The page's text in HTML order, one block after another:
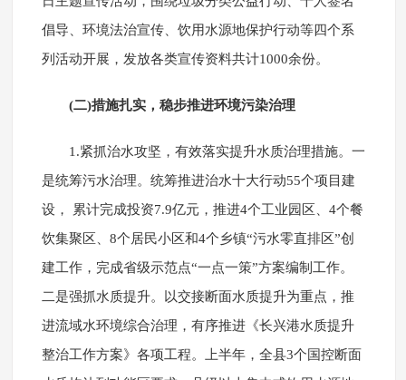
倡导、环境法治宣传、饮用水源地保护行动等四个系
列活动开展，发放各类宣传资料共计1000余份。
(二)措施扎实，稳步推进环境污染治理
1.紧抓治水攻坚，有效落实提升水质治理措施。一
是统筹污水治理。统筹推进治水十大行动55个项目建
设， 累计完成投资7.9亿元，推进4个工业园区、4个餐
饮集聚区、8个居民小区和4个乡镇“污水零直排区”创
建工作，完成省级示范点“一点一策”方案编制工作。
二是强抓水质提升。以交接断面水质提升为重点，推
进流域水环境综合治理，有序推进《长兴港水质提升
整治工作方案》各项工程。上半年，全县3个国控断面